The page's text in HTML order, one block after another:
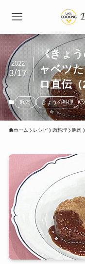
《きょ
ャベツ
ロ直伝
2022
3/17
豚肉 きょうの料理
ホーム レシピ 肉料理 豚肉